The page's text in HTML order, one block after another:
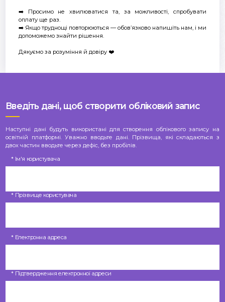
➡️ Просимо не хвилюватися та, за можливості, спробувати
оплату ще раз.
➡️ Якщо труднощі повторюються — обов’язково напишіть нам, і ми
допоможемо знайти рішення.
Дякуємо за розуміння й довіру ❤️
Введіть дані, щоб створити обліковий запис
Наступні дані будуть використані для створення облікового запису на
освітній платформі. Уважно вводьте дані. Прізвища, які складаються з
двох частин вводьте через дефіс, без пробілів.
* Ім'я користувача
* Прізвище користувача
* Електронна адреса
* Підтвердження електронної адреси